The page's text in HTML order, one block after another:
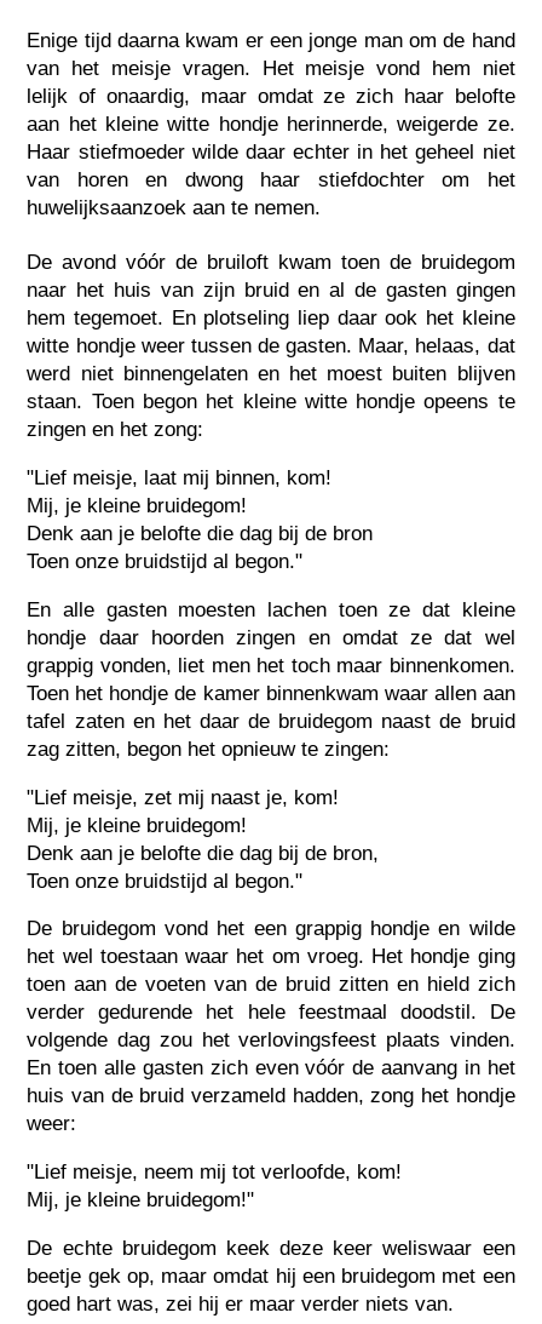
Enige tijd daarna kwam er een jonge man om de hand
van het meisje vragen. Het meisje vond hem niet
lelijk of onaardig, maar omdat ze zich haar belofte
aan het kleine witte hondje herinnerde, weigerde ze.
Haar stiefmoeder wilde daar echter in het geheel niet
van horen en dwong haar stiefdochter om het
huwelijksaanzoek aan te nemen.
De avond vóór de bruiloft kwam toen de bruidegom
naar het huis van zijn bruid en al de gasten gingen
hem tegemoet. En plotseling liep daar ook het kleine
witte hondje weer tussen de gasten. Maar, helaas, dat
werd niet binnengelaten en het moest buiten blijven
staan. Toen begon het kleine witte hondje opeens te
zingen en het zong:
"Lief meisje, laat mij binnen, kom!
Mij, je kleine bruidegom!
Denk aan je belofte die dag bij de bron
Toen onze bruidstijd al begon."
En alle gasten moesten lachen toen ze dat kleine
hondje daar hoorden zingen en omdat ze dat wel
grappig vonden, liet men het toch maar binnenkomen.
Toen het hondje de kamer binnenkwam waar allen aan
tafel zaten en het daar de bruidegom naast de bruid
zag zitten, begon het opnieuw te zingen:
"Lief meisje, zet mij naast je, kom!
Mij, je kleine bruidegom!
Denk aan je belofte die dag bij de bron,
Toen onze bruidstijd al begon."
De bruidegom vond het een grappig hondje en wilde
het wel toestaan waar het om vroeg. Het hondje ging
toen aan de voeten van de bruid zitten en hield zich
verder gedurende het hele feestmaal doodstil. De
volgende dag zou het verlovingsfeest plaats vinden.
En toen alle gasten zich even vóór de aanvang in het
huis van de bruid verzameld hadden, zong het hondje
weer:
"Lief meisje, neem mij tot verloofde, kom!
Mij, je kleine bruidegom!"
De echte bruidegom keek deze keer weliswaar een
beetje gek op, maar omdat hij een bruidegom met een
goed hart was, zei hij er maar verder niets van.